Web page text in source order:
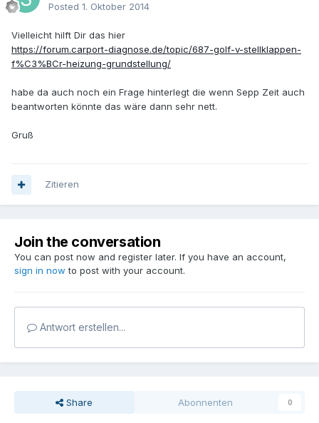
Posted 1. Oktober 2014
Vielleicht hilft Dir das hier
https://forum.carport-diagnose.de/topic/687-golf-v-stellklappen-
f%C3%BCr-heizung-grundstellung/
habe da auch noch ein Frage hinterlegt die wenn Sepp Zeit auch
beantworten könnte das wäre dann sehr nett.
Gruß
Zitieren
Join the conversation
You can post now and register later. If you have an account,
sign in now to post with your account.
Antwort erstellen...
Share Abonnenten 0